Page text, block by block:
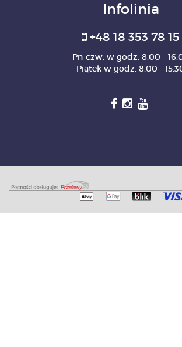
Infolinia
+48 18 353 78 15
Pn-czw. w godz. 8:00 -
Piątek w godz. 8:00 -